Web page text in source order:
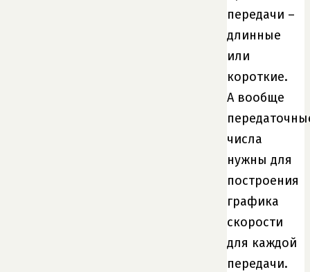
передачи –
длинные
или
короткие.
А вообще
числа
нужны для
построения
графика
скорости
для каждой
передачи.